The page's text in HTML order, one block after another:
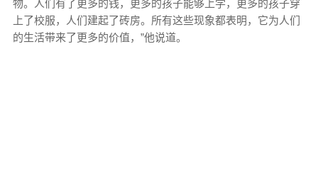
物。人们有了更多的钱，更多的孩子能够上学，更多的孩子穿
上了校服，人们建起了砖房。所有这些现象都表明，它为人们
的生活带来了更多的价值，”他说道。